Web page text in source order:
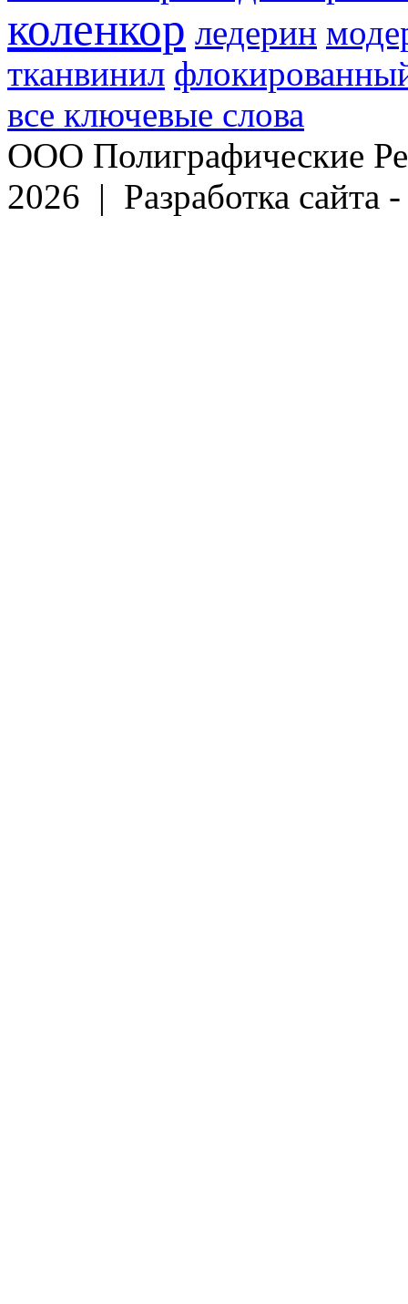
коленкор ледерин
тканвинил
все ключевые слова
ООО Полиграфические
2026 | Разработка сайта